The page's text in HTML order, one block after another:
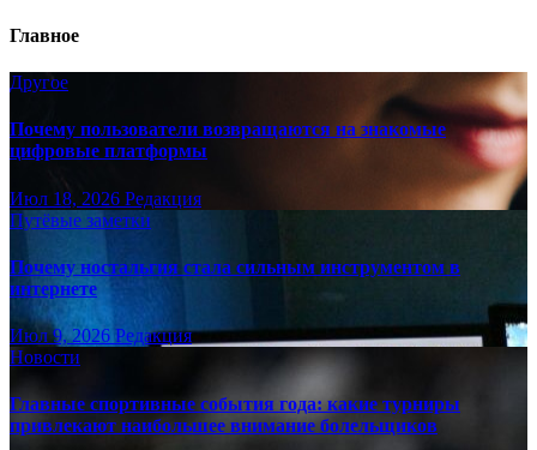
Главное
Другое
Почему пользователи возвращаются на знакомые
цифровые платформы
Июл 18, 2026 Редакция
Путёвые заметки
Почему ностальгия стала сильным инструментом в
интернете
Июл 9, 2026 Редакция
Новости
Главные спортивные события года: какие турниры
привлекают наибольшее внимание болельщиков